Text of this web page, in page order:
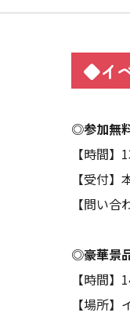
◆イ
◎参加無
【時間】
【受付
【問い
◎豪華景
【時間
【場所